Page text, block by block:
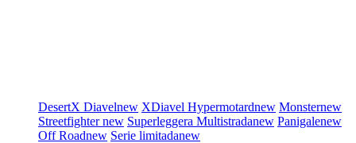
DesertX Diavelnew XDiavel Hypermotardnew Monsternew
Streetfighternew Superleggera Multistradanew Panigalenew
Off Roadnew Serie limitadanew